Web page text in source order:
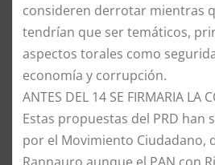
consideren derrotar mientras
tendrían que ser temáticos,
aspectos torales como
economía y corrupción.
​ANTES DEL 14 SE FIRMARIA LA
​Estas propuestas del PRD han
por el Movimiento Ciudadano,
Rannauro aunque el PAN con